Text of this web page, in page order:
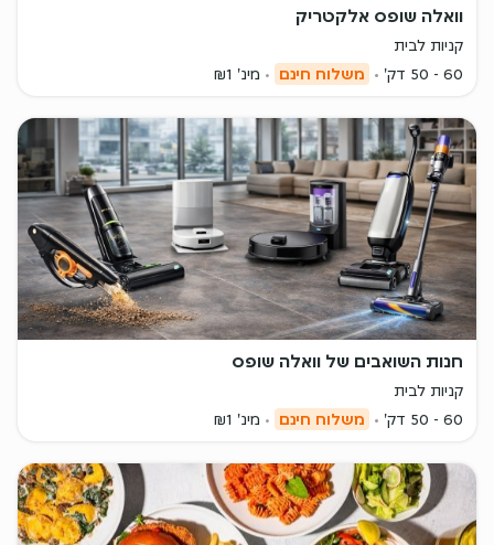
וואלה שופס אלקטריק
קניות לבית
60 - 50 דק'
משלוח חינם מינ' ₪1
חנות השואבים של וואלה שופס
קניות לבית
60 - 50 דק'
משלוח חינם מינ' ₪1